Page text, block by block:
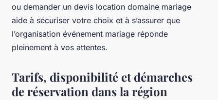
ou demander un devis location domaine mariage
aide à sécuriser votre choix et à s’assurer que
l’organisation événement mariage réponde
pleinement à vos attentes.
Tarifs, disponibilité et démarches
de réservation dans la région